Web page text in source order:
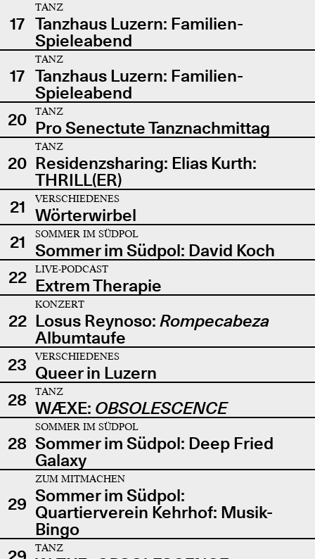
17
TANZ
Tanzhaus Luzern: Familien-
Spieleabend
17
TANZ
Tanzhaus Luzern: Familien-
Spieleabend
20
TANZ
Pro Senectute Tanznachmittag
20
TANZ
Residenzsharing: Elias Kurth:
THRILL(ER)
21
VERSCHIEDENES
Wörterwirbel
21
SOMMER IM SÜDPOL
Sommer im Südpol: David Koch
22
LIVE-PODCAST
Extrem Therapie
22
KONZERT
Losus Reynoso: Rompecabeza
Albumtaufe
23
VERSCHIEDENES
Queer in Luzern
28
TANZ
WÆXE: OBSOLESCENCE
28
SOMMER IM SÜDPOL
Sommer im Südpol: Deep Fried
Galaxy
29
ZUM MITMACHEN
Sommer im Südpol:
Quartierverein Kehrhof: Musik-
Bingo
TANZ